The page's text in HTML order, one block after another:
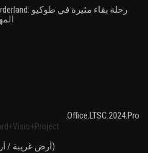
Alien Earth (أرض غريبة / أرض فضائية)